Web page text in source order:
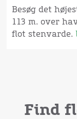
Besøg det
113 m. over
flot stenvarde.
Find